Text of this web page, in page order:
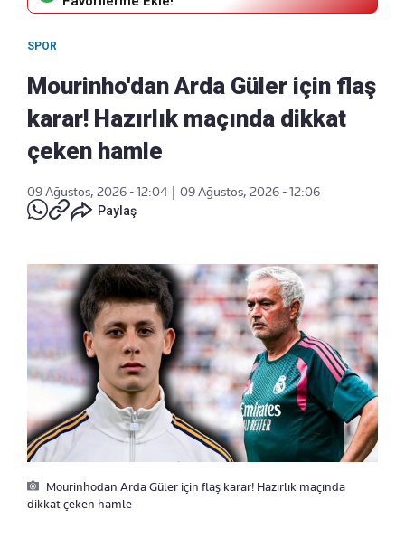
SPOR
Mourinho'dan Arda Güler için flaş
karar! Hazırlık maçında dikkat
çeken hamle
09 Ağustos, 2026 - 12:04
09 Ağustos, 2026 - 12:06
Paylaş
Mourinhodan Arda Güler için flaş karar! Hazırlık maçında
dikkat çeken hamle